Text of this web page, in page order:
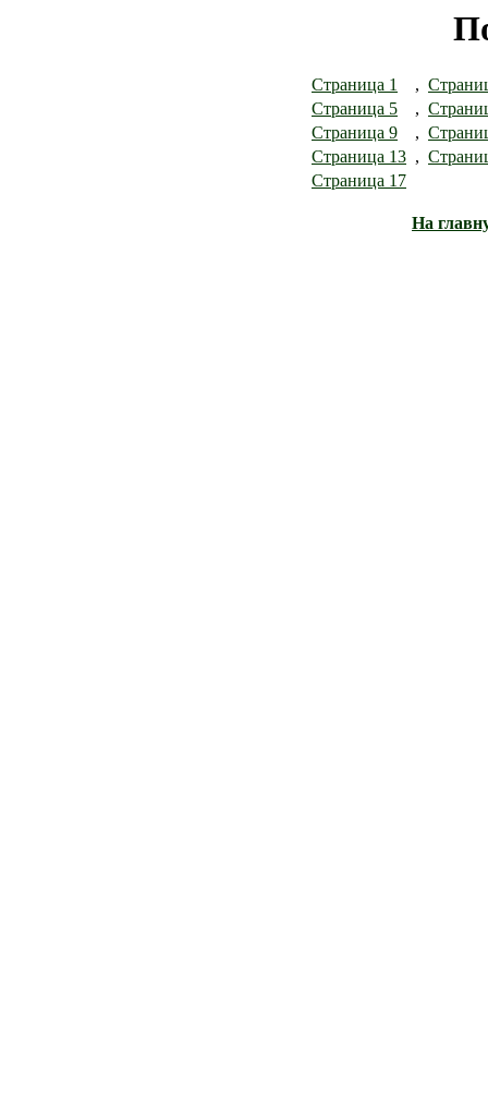
Страница 1 ,
Страница 5
,
Страница 9
,
Страница 13 ,
Страница 17
На